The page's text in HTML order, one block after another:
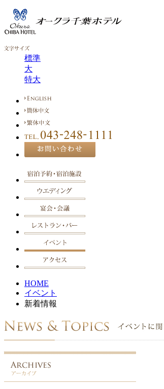
標準
大
特大
HOME
イベント
新着情報